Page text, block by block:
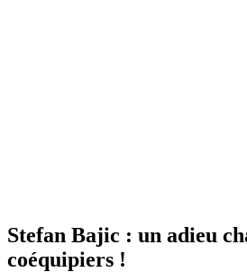
Stefan Bajic : un adieu
coéquipiers !